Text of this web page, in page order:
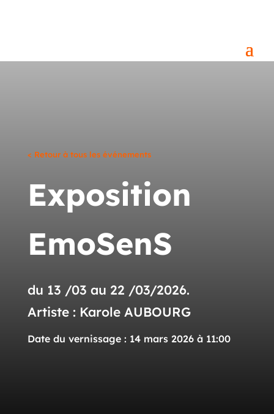
< Retour à tous les événements
Exposition
EmoSenS
du 13 /03 au 22 /03/2026.
Artiste : Karole AUBOURG
Date du vernissage : 14 mars 2026 à 11:00